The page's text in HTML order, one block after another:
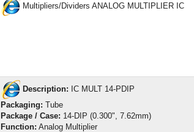
Multipliers/Dividers ANALOG MULTIPLIER IC
Description: IC MULT 14-PDIP
Packaging: Tube
Package / Case: 14-DIP (0.300", 7.62mm)
Function: Analog Multiplier